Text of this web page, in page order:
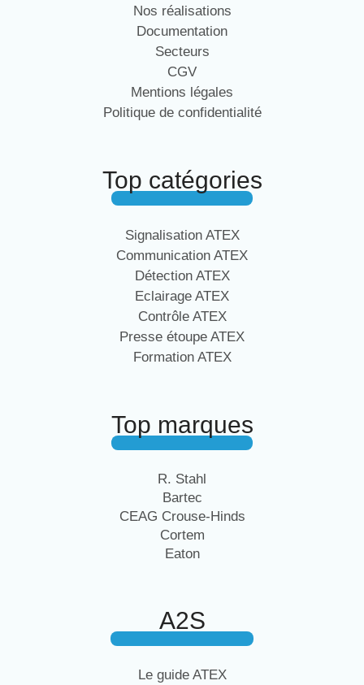
Nos réalisations
Documentation
Secteurs
CGV
Mentions légales
Politique de confidentialité
Top catégories
Signalisation ATEX
Communication ATEX
Détection ATEX
Eclairage ATEX
Contrôle ATEX
Presse étoupe ATEX
Formation ATEX
Top marques
R. Stahl
Bartec
CEAG Crouse-Hinds
Cortem
Eaton
A2S
Le guide ATEX